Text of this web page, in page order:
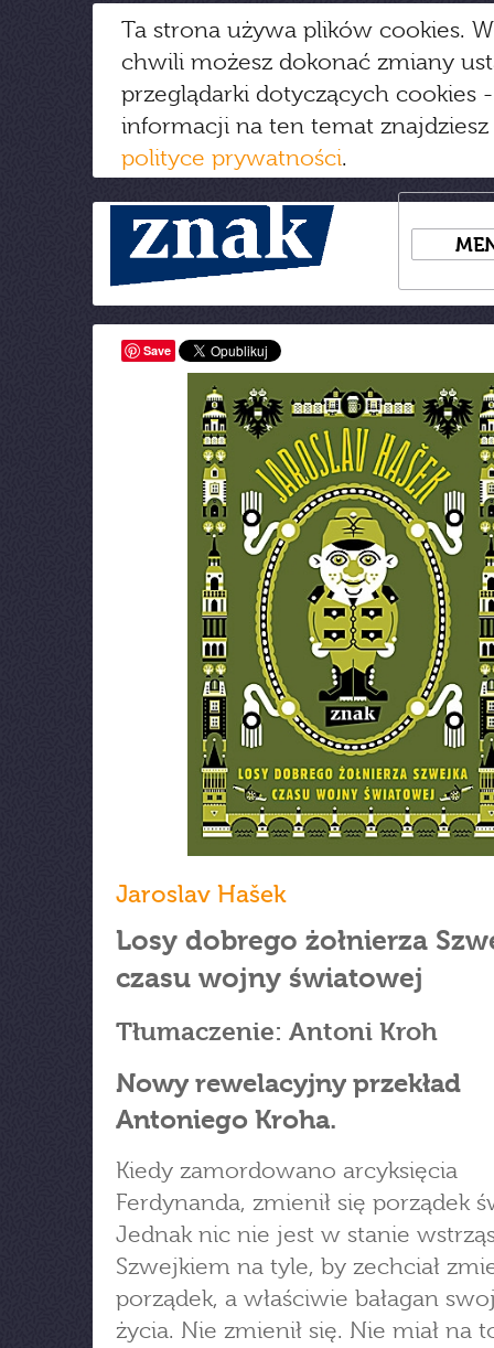
Ta strona używa plików cookies.
chwili możesz dokonać zmiany
przeglądarki dotyczących cookies
informacji na ten temat
polityce prywatności.
Save
Jaroslav Hašek
Losy dobrego żołnierza
czasu wojny światowej
Tłumaczenie: Antoni Kroh
Nowy rewelacyjny przekład
Antoniego Kroha.
Kiedy zamordowano arcyksięcia
Ferdynanda, zmienił się porządek
Jednak nic nie jest w stanie
Szwejkiem na tyle, by zechciał
porządek, a właściwie bałagan
życia. Nie zmienił się. Nie miał na